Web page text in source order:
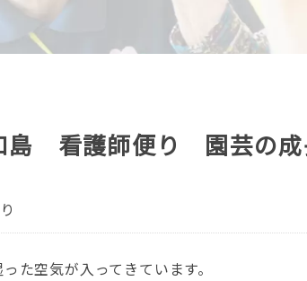
島 看護師便り 園芸の成
た空気が入ってきています。